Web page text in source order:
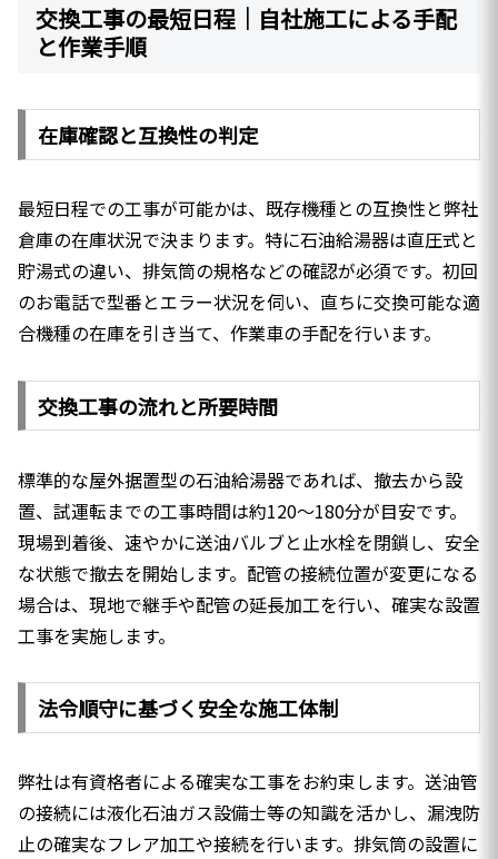
交換工事の最短日程｜自社施工による手配
と作業手順
在庫確認と互換性の判定
最短日程での工事が可能かは、既存機種との互換性と弊社
倉庫の在庫状況で決まります。特に石油給湯器は直圧式と
貯湯式の違い、排気筒の規格などの確認が必須です。初回
のお電話で型番とエラー状況を伺い、直ちに交換可能な適
合機種の在庫を引き当て、作業車の手配を行います。
交換工事の流れと所要時間
標準的な屋外据置型の石油給湯器であれば、撤去から設
置、試運転までの工事時間は約120〜180分が目安です。
現場到着後、速やかに送油バルブと止水栓を閉鎖し、安全
な状態で撤去を開始します。配管の接続位置が変更になる
場合は、現地で継手や配管の延長加工を行い、確実な設置
工事を実施します。
法令順守に基づく安全な施工体制
弊社は有資格者による確実な工事をお約束します。送油管
の接続には液化石油ガス設備士等の知識を活かし、漏洩防
止の確実なフレア加工や接続を行います。排気筒の設置に